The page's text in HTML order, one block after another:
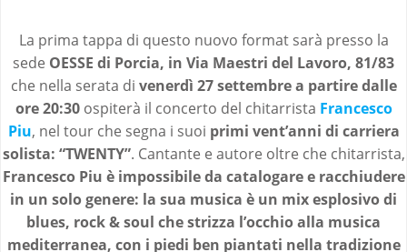
La prima tappa di questo nuovo format sarà presso la
sede OESSE di Porcia, in Via Maestri del Lavoro, 81/83
che nella serata di venerdì 27 settembre a partire dalle
ore 20:30 ospiterà il concerto del chitarrista Francesco
Piu, nel tour che segna i suoi primi vent’anni di carriera
solista: “TWENTY”. Cantante e autore oltre che chitarrista,
Francesco Piu è impossibile da catalogare e racchiudere
in un solo genere: la sua musica è un mix esplosivo di
blues, rock & soul che strizza l’occhio alla musica
mediterranea, con i piedi ben piantati nella tradizione